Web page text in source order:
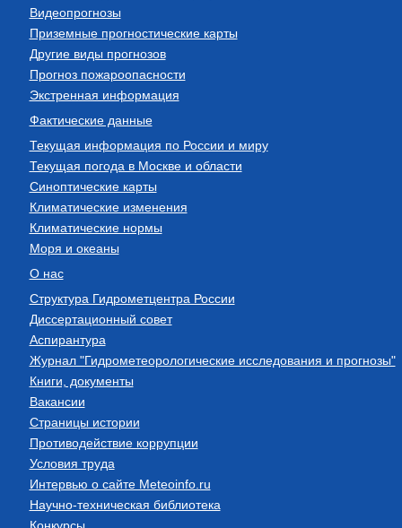
Видеопрогнозы
Приземные прогностические карты
Другие виды прогнозов
Прогноз пожароопасности
Экстренная информация
Фактические данные
Текущая информация по России и миру
Текущая погода в Москве и области
Синоптические карты
Климатические изменения
Климатические нормы
Моря и океаны
О нас
Структура Гидрометцентра России
Диссертационный совет
Аспирантура
Журнал "Гидрометеорологические исследования и прогнозы"
Книги, документы
Вакансии
Страницы истории
Противодействие коррупции
Условия труда
Интервью о сайте Meteoinfo.ru
Научно-техническая библиотека